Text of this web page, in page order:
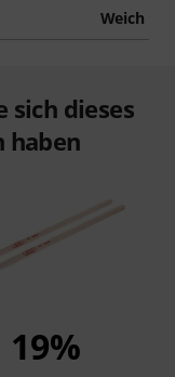
Weich
sich dieses
haben
19%